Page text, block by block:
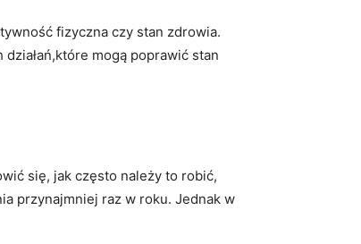
fizyczna czy stan zdrowia.
mogą poprawić stan
się, jak⁣ często należy ‌to robić,
przynajmniej raz w roku. Jednak w